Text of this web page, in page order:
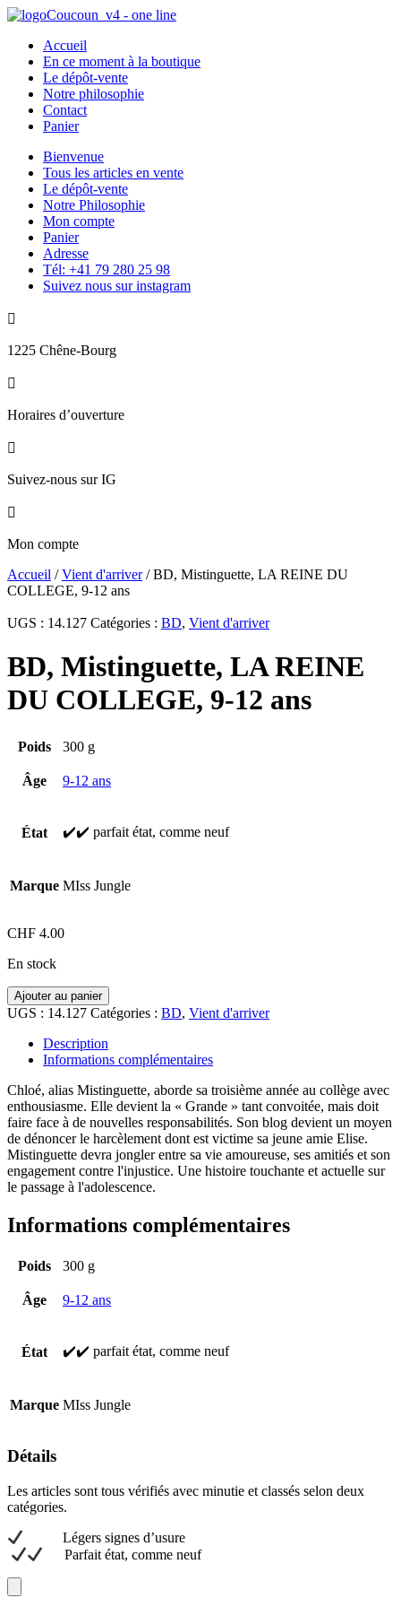
Accueil
En ce moment à la boutique
Le dépôt-vente
Notre philosophie
Contact
Panier
Bienvenue
Tous les articles en vente
Le dépôt-vente
Notre Philosophie
Mon compte
Panier
Adresse
Tél: +41 79 280 25 98
Suivez nous sur instagram

1225 Chêne-Bourg

Horaires d’ouverture

Suivez-nous sur IG

Mon compte
Accueil /Vient d'arriver/ BD, Mistinguette, LA REINE DU
COLLEGE, 9-12 ans
UGS : 14.127 Catégories : BD, Vient d'arriver
BD, Mistinguette, LA REINE
DU COLLEGE, 9-12 ans
Poids 300 g
Âge 9-12 ans
État ✔️✔️ parfait état, comme neuf
Marque MIss Jungle
CHF 4.00
En stock
quantité
de
Mistinguette,
DU
COLLEGE,
9-
12
ans
Ajouter au panier
UGS : 14.127 Catégories : BD, Vient d'arriver
Description
Informations complémentaires
Chloé, alias Mistinguette, aborde sa troisième année au collège avec
enthousiasme. Elle devient la « Grande » tant convoitée, mais doit
faire face à de nouvelles responsabilités. Son blog devient un moyen
de dénoncer le harcèlement dont est victime sa jeune amie Elise.
Mistinguette devra jongler entre sa vie amoureuse, ses amitiés et son
engagement contre l'injustice. Une histoire touchante et actuelle sur
le passage à l'adolescence.
Informations complémentaires
Poids 300 g
Âge 9-12 ans
État ✔️✔️ parfait état, comme neuf
Marque MIss Jungle
Détails
Les articles sont tous vérifiés avec minutie et classés selon deux
catégories.
Légers signes d’usure
Parfait état, comme neuf